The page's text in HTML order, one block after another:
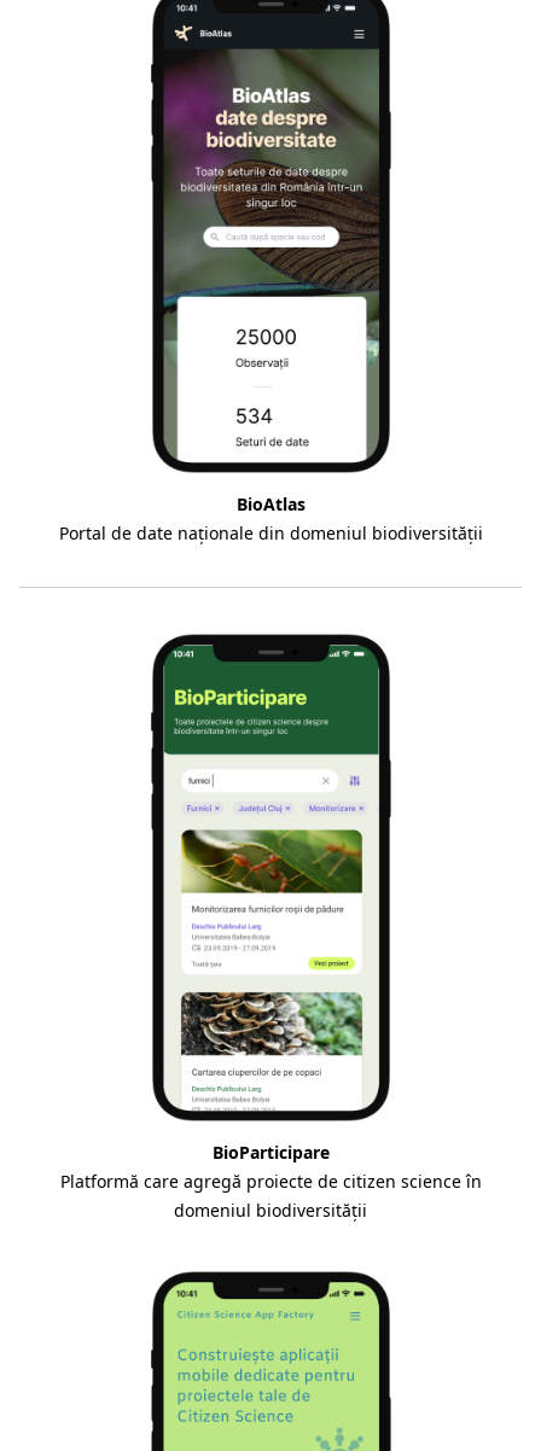
BioAtlas
Portal de date naționale din domeniul biodiversității
BioParticipare
Platformă care agregă proiecte de citizen science în
domeniul biodiversității